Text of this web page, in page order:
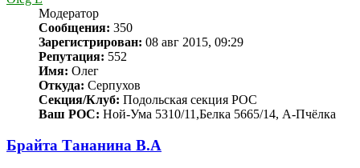
Модератор
Сообщения: 350
Зарегистрирован: 08 авг 2015, 09:29
Репутация: 552
Имя: Олег
Откуда: Серпухов
Секция/Клуб: Подольская секция РОС
Ваш РОС: Ной-Ума 5310/11,Белка 5665/14, А-Пчёлка
Брайта Тананина В.А